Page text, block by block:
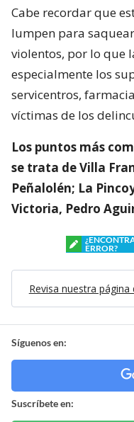
Cabe recordar que
lumpen para
violentos, por lo que
especialmente los
servicentros,
víctimas de los
Los puntos más
se trata de Villa
Peñalolén; La
Victoria, Pedro
ERROR?
Revisa nuestra
Síguenos en:
Suscríbete en: